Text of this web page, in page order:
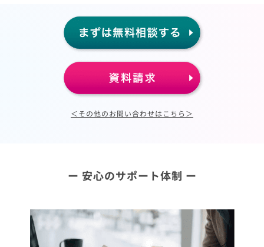
＜その他のお問い合わせはこちら＞
ー 安心のサポート体制 ー